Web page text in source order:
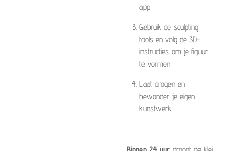
app
Gebruik de sculpting
tools en volg de 3D-
instructies om je figuur
te vormen
Laat drogen en
bewonder je eigen
kunstwerk